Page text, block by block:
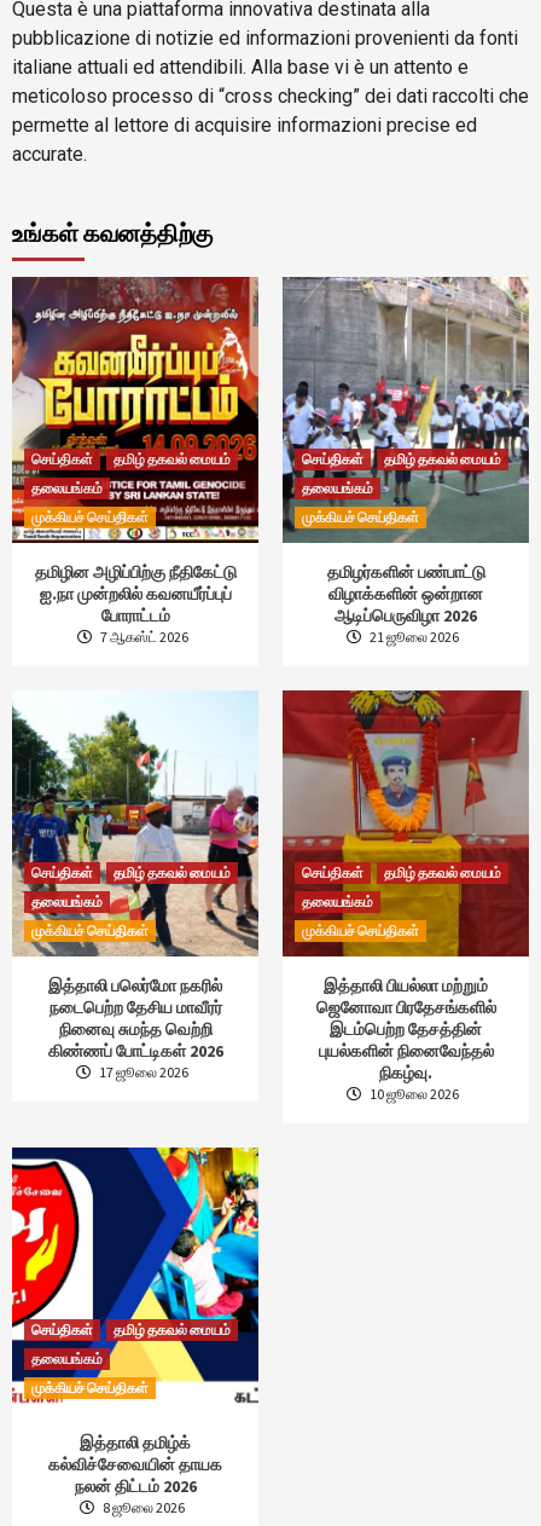
Questa è una piattaforma innovativa destinata alla
pubblicazione di notizie ed informazioni provenienti da fonti
italiane attuali ed attendibili. Alla base vi è un attento e
meticoloso processo di “cross checking” dei dati raccolti che
permette al lettore di acquisire informazioni precise ed
accurate.
உங்கள் கவனத்திற்கு
செய்திகள்
தமிழ் தகவல் மையம்
தலையங்கம்
முக்கியச் செய்திகள்
தமிழின அழிப்பிற்கு நீதிகேட்டு
ஐ.நா முன்றலில் கவனயீர்ப்புப்
போராட்டம்
7 ஆகஸ்ட் 2026
செய்திகள்
தமிழ் தகவல் மையம்
தலையங்கம்
முக்கியச் செய்திகள்
தமிழர்களின் பண்பாட்டு
விழாக்களின் ஒன்றான
ஆடிப்பெருவிழா 2026
21 ஜூலை 2026
செய்திகள்
தமிழ் தகவல் மையம்
தலையங்கம்
முக்கியச் செய்திகள்
இத்தாலி பலெர்மோ நகரில்
நடைபெற்ற தேசிய மாவீரர்
நினைவு சுமந்த வெற்றி
கிண்ணப் போட்டிகள் 2026
17 ஜூலை 2026
செய்திகள்
தமிழ் தகவல் மையம்
தலையங்கம்
முக்கியச் செய்திகள்
இத்தாலி பியல்லா மற்றும்
ஜெனோவா பிரதேசங்களில்
இடம்பெற்ற தேசத்தின்
புயல்களின் நினைவேந்தல்
நிகழ்வு.
10 ஜூலை 2026
செய்திகள்
தமிழ் தகவல் மையம்
தலையங்கம்
முக்கியச் செய்திகள்
இத்தாலி தமிழ்க்
கல்விச்சேவையின் தாயக
நலன் திட்டம் 2026
8 ஜூலை 2026